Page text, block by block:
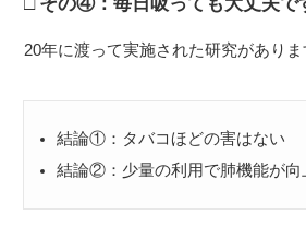
20年に渡って実施された研究があり
結論①：タバコほどの害はない
結論②：少量の利用で肺機能が向